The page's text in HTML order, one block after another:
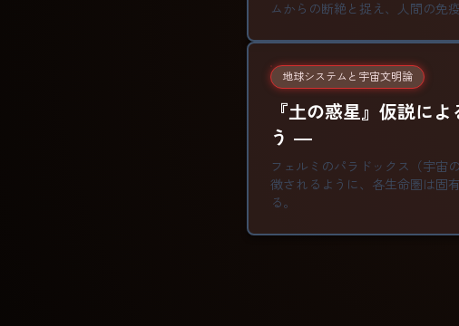
ムからの断絶と捉え、人間の免
地球システムと宇宙文明論
『土の惑星』仮説に
う ―
フェルミのパラドックス（宇宙
徴されるように、各生命圏は固
る。